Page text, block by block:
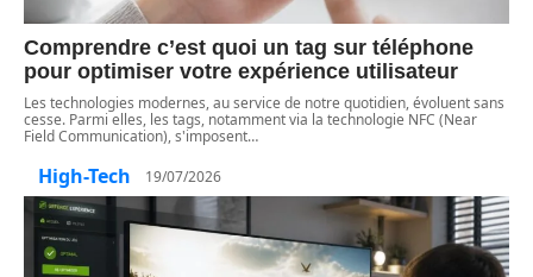
Comprendre c’est quoi un tag sur téléphone
pour optimiser votre expérience utilisateur
Les technologies modernes, au service de notre quotidien, évoluent sans
cesse. Parmi elles, les tags, notamment via la technologie NFC (Near
Field Communication), s'imposent…
High-Tech 19/07/2026